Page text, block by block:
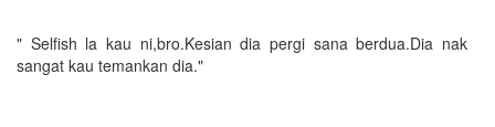
" Selfish la kau ni,bro.Kesian dia pergi sana berdua.Dia nak
sangat kau temankan dia."